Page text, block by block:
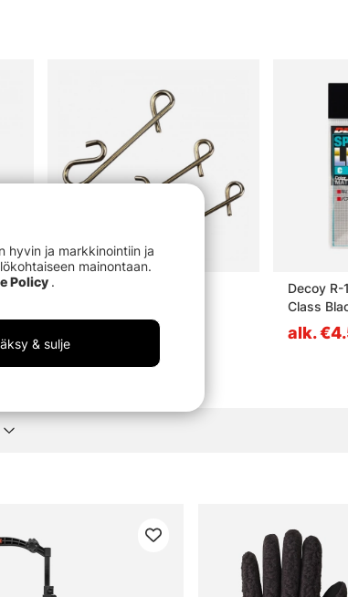
Decoy R-
Class
alk.
hyvin ja markkinointiin ja
mainontaan.
Policy .
& sulje